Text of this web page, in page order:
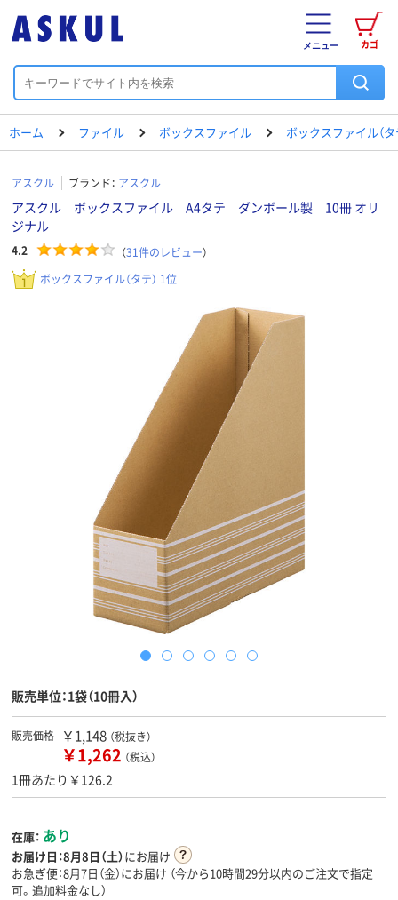
カゴ
メニュー
ホーム ファイル ボックスファイル ボックスファイル（タ
アスクル ブランド： アスクル
アスクル ボックスファイル A4タテ ダンボール製 10冊 オリ
ジナル
4.2 （31件のレビュー）
ボックスファイル（タテ） 1位
販売単位：1袋（10冊入）
販売価格 ￥1,148 （税抜き）
￥1,262 （税込）
1冊あたり￥126.2
在庫： あり
お届け日：8月8日（土）にお届け
お急ぎ便：8月7日（金）にお届け （今から10時間29分以内のご注文で指定
可。追加料金なし）